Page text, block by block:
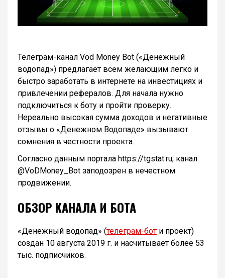
Телеграм-канал Vod Money Bot («Денежный
водопад») предлагает всем желающим легко и
быстро заработать в интернете на инвестициях и
привлечении рефералов. Для начала нужно
подключиться к боту и пройти проверку.
Нереально высокая сумма доходов и негативные
отзывы о «Денежном Водопаде» вызывают
сомнения в честности проекта.
Согласно данным портала https://tgstat.ru, канал
@VoDMoney_Bot заподозрен в нечестном
продвижении.
ОБЗОР КАНАЛА И БОТА
«Денежный водопад» (телеграм-бот и проект)
создан 10 августа 2019 г. и насчитывает более 53
тыс. подписчиков.